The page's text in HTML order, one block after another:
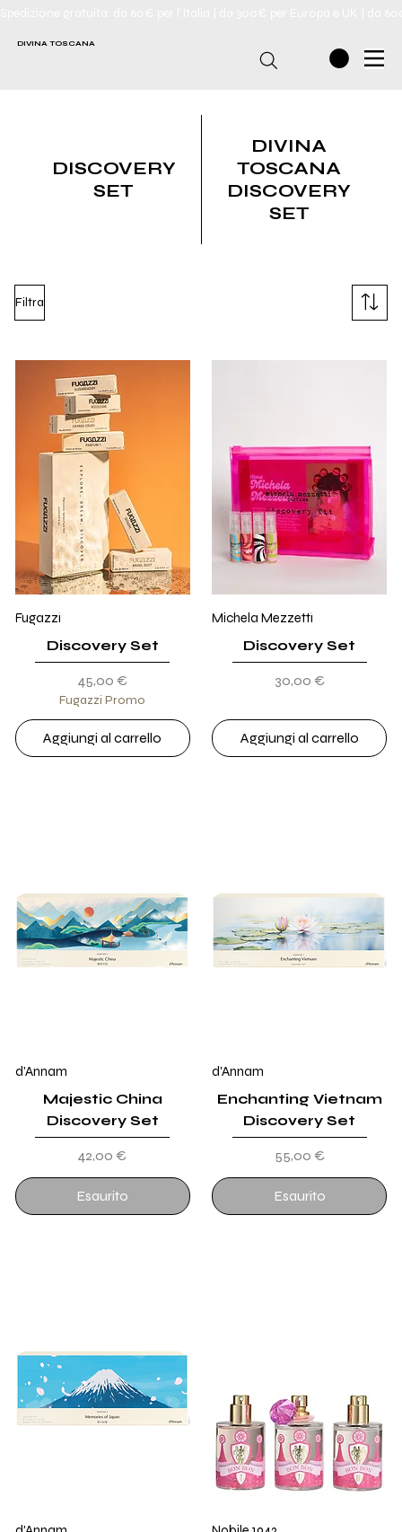
DIVINA TOSCANA
DISCOVERY
SET
DIVINA
TOSCANA
DISCOVERY
SET
Filtra
Fugazzi
Discovery Set
Prezzo
45,00 €
Fugazzi Promo
Aggiungi al carrello
Michela Mezzetti
Discovery Set
Prezzo
30,00 €
Aggiungi al carrello
d'Annam
Majestic China
Discovery Set
Prezzo
42,00 €
Esaurito
d'Annam
Enchanting Vietnam
Discovery Set
Prezzo
55,00 €
Esaurito